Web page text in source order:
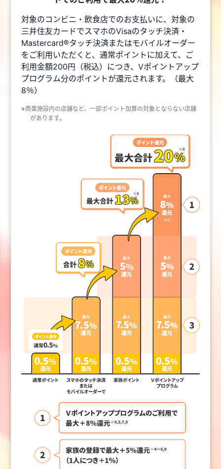
対象のコンビニ・飲食店でのお支払いに、対象の
三井住友カードでスマホのVisaのタッチ決済・
Mastercard®タッチ決済またはモバイルオーダー
をご利用いただくと、通常ポイントに加えて、ご
利用金額200円（税込）につき、Vポイントアップ
プログラム分のポイントが還元されます。（最大
8％）
※商業施設内の店舗など、一部ポイント加算の対象とならない店舗
があります。